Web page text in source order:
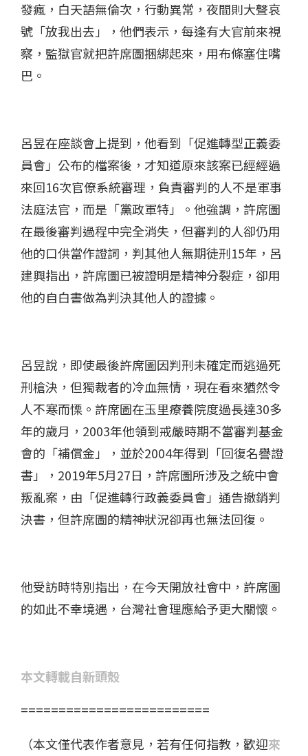
發瘋，白天語無倫次，行動異常，夜間則大聲哀
號「放我出去」，他們表示，每逢有大官前來視
察，監獄官就把許席圖捆綁起來，用布條塞住嘴
巴。
呂昱在座談會上提到，他看到「促進轉型正義委
員會」公布的檔案後，才知道原來該案已經經過
來回16次官僚系統審理，負責審判的人不是軍事
法庭法官，而是「黨政軍特」。他強調，許席圖
在最後審判過程中完全消失，但審判的人卻仍用
他的口供當作證詞，判其他人無期徒刑15年，呂
建興指出，許席圖已被證明是精神分裂症，卻用
他的自白書做為判決其他人的證據。
呂昱說，即使最後許席圖因判刑未確定而逃過死
刑槍決，但獨裁者的冷血無情，現在看來猶然令
人不寒而慄。許席圖在玉里療養院度過長達30多
年的歲月，2003年他領到戒嚴時期不當審判基金
會的「補償金」，並於2004年得到「回復名譽證
書」，2019年5月27日，許席圖所涉及之統中會
叛亂案，由「促進轉行政義委員會」通告撤銷判
決書，但許席圖的精神狀況卻再也無法回復。
他受訪時特別指出，在今天開放社會中，許席圖
的如此不幸境遇，台灣社會理應給予更大關懷。
本文轉載自新頭殼
=========================
（本文僅代表作者意見，若有任何指教，歡迎來